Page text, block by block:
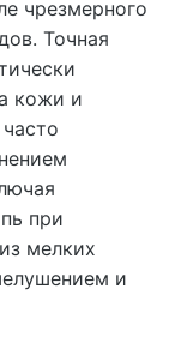
чрезмерного
Точная
кожи и
при
мелких
и